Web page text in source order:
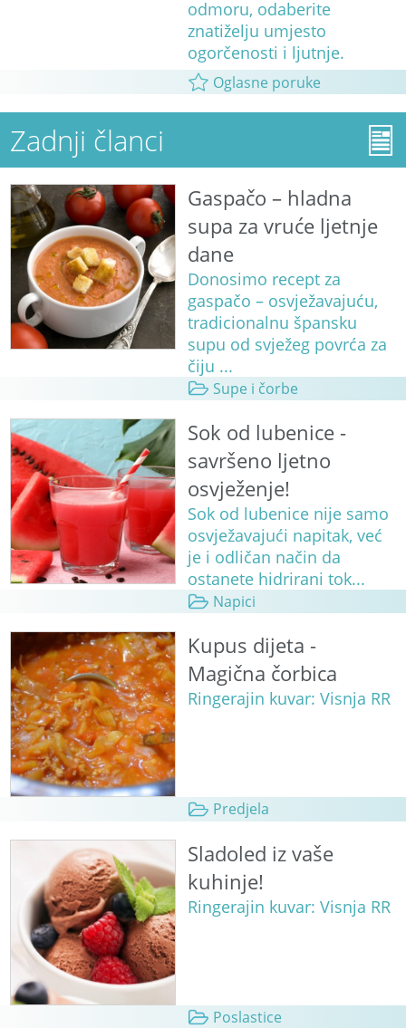
odmoru, odaberite
znatiželju umjesto
ogorčenosti i ljutnje.
Oglasne poruke
Zadnji članci
Gaspačo – hladna
supa za vruće ljetnje
dane
Donosimo recept za
gaspačo – osvježavajuću,
tradicionalnu špansku
supu od svježeg povrća za
čiju ...
Supe i čorbe
Sok od lubenice -
savršeno ljetno
osvježenje!
Sok od lubenice nije samo
osvježavajući napitak, već
je i odličan način da
ostanete hidrirani tok...
Napici
Kupus dijeta -
Magična čorbica
Ringerajin kuvar: Visnja RR
Predjela
Sladoled iz vaše
kuhinje!
Ringerajin kuvar: Visnja RR
Poslastice